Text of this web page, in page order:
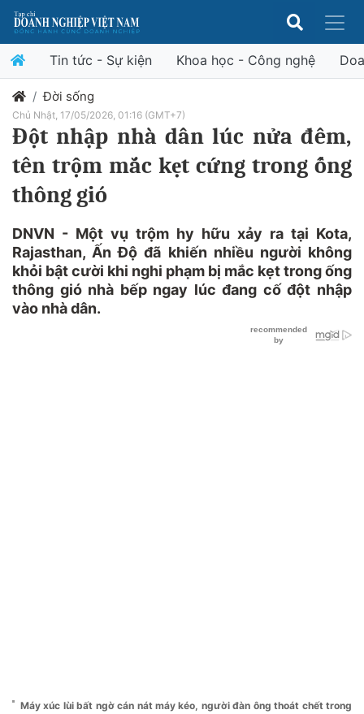
Tin tức - Sự kiện Khoa học - Công nghệ
Đời sống
Chủ Nhật, 17/05/2026, 01:16 (GMT+7)
Đột nhập nhà dân lúc nửa đêm,
tên trộm mắc kẹt cứng trong ống
thông gió
DNVN - Một vụ trộm hy hữu xảy ra tại Kota,
Rajasthan, Ấn Độ đã khiến nhiều người không
khỏi bật cười khi nghi phạm bị mắc kẹt trong ống
thông gió nhà bếp ngay lúc đang cố đột nhập
vào nhà dân.
Máy xúc lùi bất ngờ cán nát máy kéo, người đàn ông thoát chết trong